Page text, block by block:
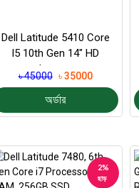
Dell Latitude 5410 Core
I5 10th Gen 14" HD
Laptop
৳ 45000 ৳ 35000
অর্ডার
2%
ছাড়